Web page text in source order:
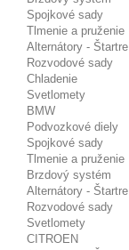
Spojkové sady
Tlmenie a pruženie
Alternátory - Štartre
Rozvodové sady
Chladenie
Svetlomety
BMW
Podvozkové diely
Spojkové sady
Tlmenie a pruženie
Brzdový systém
Alternátory - Štartre
Rozvodové sady
Svetlomety
CITROEN